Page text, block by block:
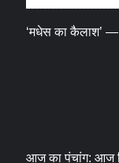
‘मधेस का कैलाश’ —
आज का पंचांग: आज